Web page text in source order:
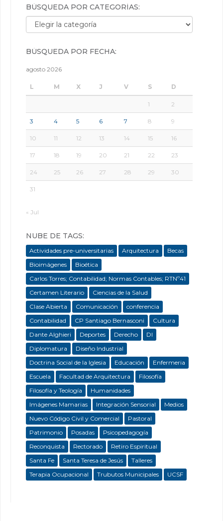
BÚSQUEDA POR CATEGORÍAS:
Búsqueda por categorías:
BÚSQUEDA POR FECHA:
agosto 2026
L M X J V S D
1 2
3 4 5 6 7 8 9
10 11 12 13 14 15 16
17 18 19 20 21 22 23
24 25 26 27 28 29 30
31
« Jul
NUBE DE TAGS:
Actividades pre-universitarias Arquitectura
Becas
Bioimágenes
Bioética
Carlos Torres; Contabilidad; Normas Contables; RTNº41
Certamen Literario
Ciencias de la Salud
Clase Abierta
Comunicación
conferencia
Contabilidad
CP Santiago Bernasconi
Cultura
Dante Alghieri
Deportes Derecho
DI
Diplomatura
Diseño Industrial
Doctrina Social de la Iglesia
Educación
Enfermeria
Escuela
Facultad de Arquitectura
Filosofía
Filosofía y Teología
Humanidades
Imágenes Mamarias
Integración Sensorial
Medios
Nuevo Código Civil y Comercial
Pastoral
Patrimonio
Posadas
Psicopedagogía
Reconquista
Rectorado
Retiro Espiritual
Santa Fe
Santa Teresa de Jesús
Talleres
Terapia Ocupacional
Trubutos Municipales UCSF